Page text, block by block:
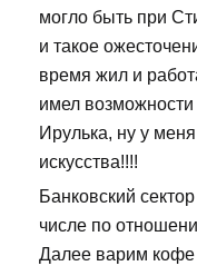
могло быть при
и такое
время жил и
имел возможности
Ирулька, ну у
искусства!!!!
Банковский
числе по
Далее варим кофе